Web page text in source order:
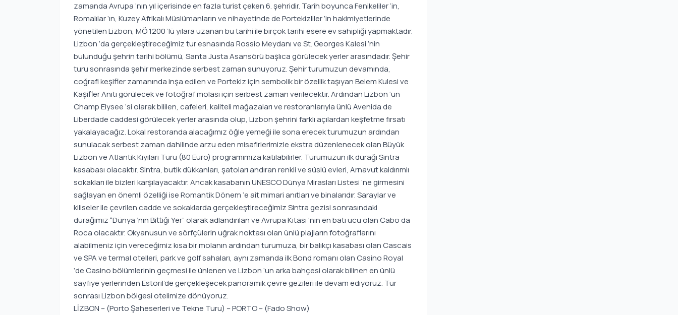
zamanda Avrupa ‘nın yıl içerisinde en fazla turist çeken 6. şehridir. Tarih boyunca Fenikeliler ‘in,
Romalılar ‘ın, Kuzey Afrikalı Müslümanların ve nihayetinde de Portekizliler ‘in hakimiyetlerinde
yönetilen Lizbon, MÖ 1200 ‘lü yılara uzanan bu tarihi ile birçok tarihi esere ev sahipliği yapmaktadır.
Lizbon ‘da gerçekleştireceğimiz tur esnasında Rossio Meydanı ve St. Georges Kalesi ‘nin
bulunduğu şehrin tarihi bölümü, Santa Justa Asansörü başlıca görülecek yerler arasındadır. Şehir
turu sonrasında şehir merkezinde serbest zaman sunuyoruz. Şehir turumuzun devamında,
coğrafi keşifler zamanında inşa edilen ve Portekiz için sembolik bir özellik taşıyan Belem Kulesi ve
Kaşifler Anıtı görülecek ve fotoğraf molası için serbest zaman verilecektir. Ardından Lizbon ‘un
Champ Elysee ‘si olarak bililen, cafeleri, kaliteli mağazaları ve restoranlarıyla ünlü Avenida de
Liberdade caddesi görülecek yerler arasında olup, Lizbon şehrini farklı açılardan keşfetme fırsatı
yakalayacağız. Lokal restoranda alacağımız öğle yemeği ile sona erecek turumuzun ardından
sunulacak serbest zaman dahilinde arzu eden misafirlerimizle ekstra düzenlenecek olan Büyük
Lizbon ve Atlantik Kıyıları Turu (80 Euro) programımıza katılabilirler. Turumuzun ilk durağı Sintra
kasabası olacaktır. Sintra, butik dükkanları, şatoları andıran renkli ve süslü evleri, Arnavut kaldırımlı
sokakları ile bizleri karşılayacaktır. Ancak kasabanın UNESCO Dünya Mirasları Listesi ‘ne girmesini
sağlayan en önemli özelliği ise Romantik Dönem ‘e ait mimari anıtları ve binalarıdır. Saraylar ve
kiliseler ile çevrilen cadde ve sokaklarda gerçekleştireceğimiz Sintra gezisi sonrasındaki
durağımız “Dünya ‘nın Bittiği Yer” olarak adlandırılan ve Avrupa Kıtası ‘nın en batı ucu olan Cabo da
Roca olacaktır. Okyanusun ve sörfçülerin uğrak noktası olan ünlü plajların fotoğraflarını
alabilmeniz için vereceğimiz kısa bir molanın ardından turumuza, bir balıkçı kasabası olan Cascais
ve SPA ve termal otelleri, park ve golf sahaları, aynı zamanda ilk Bond romanı olan Casino Royal
‘de Casino bölümlerinin geçmesi ile ünlenen ve Lizbon ‘un arka bahçesi olarak bilinen en ünlü
sayfiye yerlerinden Estoril’de gerçekleşecek panoramik çevre gezileri ile devam ediyoruz. Tur
sonrası Lizbon bölgesi otelimize dönüyoruz.
LİZBON – (Porto Şaheserleri ve Tekne Turu) – PORTO – (Fado Show)